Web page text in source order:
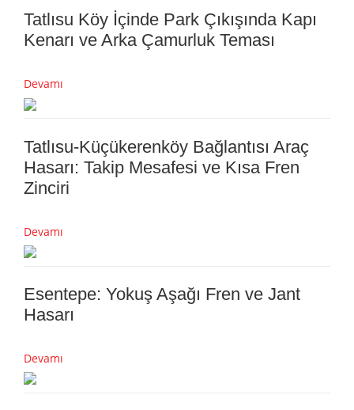
Tatlısu Köy İçinde Park Çıkışında Kapı
Kenarı ve Arka Çamurluk Teması
Devamı
Tatlısu-Küçükerenköy Bağlantısı Araç
Hasarı: Takip Mesafesi ve Kısa Fren
Zinciri
Devamı
Esentepe: Yokuş Aşağı Fren ve Jant
Hasarı
Devamı